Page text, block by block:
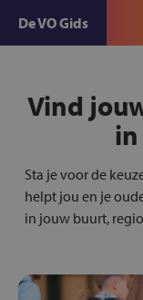
De VO Gids
Vind
in
Sta je voor de
helpt jou en je
in jouw buurt,